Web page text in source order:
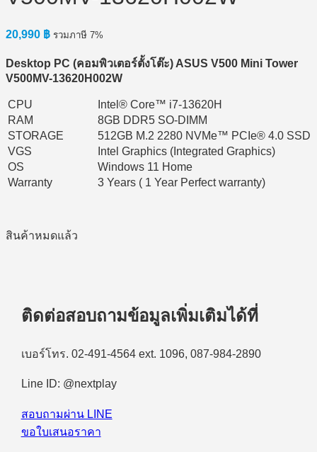
20,990 ฿ รวมภาษี 7%
Desktop PC (คอมพิวเตอร์ตั้งโต๊ะ) ASUS V500 Mini Tower
V500MV-13620H002W
CPU
Intel® Core™ i7-13620H
RAM
8GB DDR5 SO-DIMM
STORAGE
512GB M.2 2280 NVMe™ PCIe® 4.0 SSD
VGS
Intel Graphics (Integrated Graphics)
OS
Windows 11 Home
Warranty
3 Years ( 1 Year Perfect warranty)
สินค้าหมดแล้ว
ติดต่อสอบถามข้อมูลเพิ่มเติมได้ที่
เบอร์โทร. 02-491-4564 ext. 1096, 087-984-2890
Line ID: @nextplay
สอบถามผ่าน LINE
ขอใบเสนอราคา